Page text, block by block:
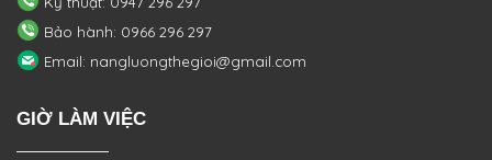
Bảo hành: 0966 296 297
Email: nangluongthegioi@gmail.com
GIỜ LÀM VIỆC